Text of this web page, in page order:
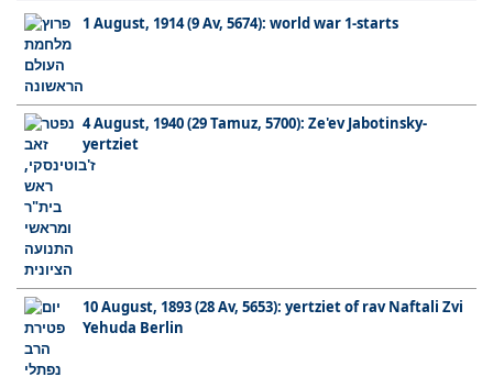
1 August, 1914 (9 Av, 5674): world war 1-starts
4 August, 1940 (29 Tamuz, 5700): Ze'ev Jabotinsky-
yertziet
10 August, 1893 (28 Av, 5653): yertziet of rav Naftali Zvi
Yehuda Berlin